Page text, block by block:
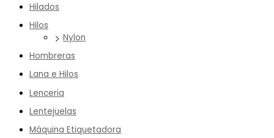
Hilados
Hilos
Nylon
Hombreras
Lana e Hilos
Lenceria
Lentejuelas
Máquina Etiquetadora